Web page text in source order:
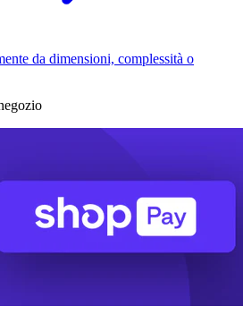
da dimensioni, complessità o